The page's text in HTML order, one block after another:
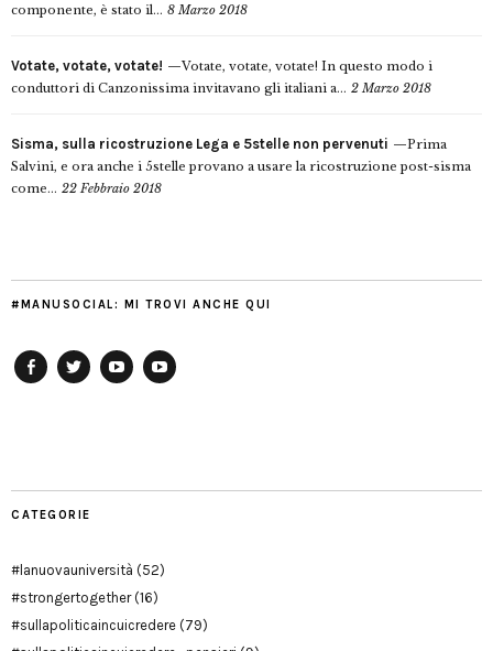
componente, è stato il... 8 Marzo 2018
Votate, votate, votate!
Votate, votate, votate! In questo modo i
conduttori di Canzonissima invitavano gli italiani a... 2 Marzo 2018
Sisma, sulla ricostruzione Lega e 5stelle non pervenuti
Prima
Salvini, e ora anche i 5stelle provano a usare la ricostruzione post-sisma
come... 22 Febbraio 2018
#MANUSOCIAL: MI TROVI ANCHE QUI
CATEGORIE
#lanuovauniversità (52)
#strongertogether(16)
#sullapoliticaincuicredere (79)